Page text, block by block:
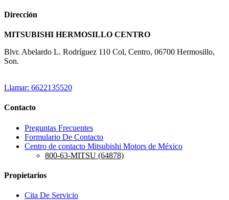
Dirección
MITSUBISHI HERMOSILLO CENTRO
Blvr. Abelardo L. Rodríguez 110 Col, Centro, 06700 Hermosillo,
Son.
Llamar: 6622135520
Contacto
Preguntas Frecuentes
Formulario De Contacto
Centro de contacto Mitsubishi Motors de México
800-63-MITSU (64878)
Propietarios
Cita De Servicio